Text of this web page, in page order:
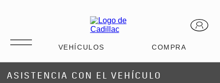
ASISTENCIA CON EL VEHÍCULO